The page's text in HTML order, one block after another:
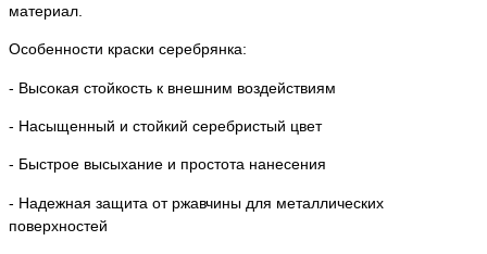
материал.
Особенности краски серебрянка:
- Высокая стойкость к внешним воздействиям
- Насыщенный и стойкий серебристый цвет
- Быстрое высыхание и простота нанесения
- Надежная защита от ржавчины для металлических
поверхностей